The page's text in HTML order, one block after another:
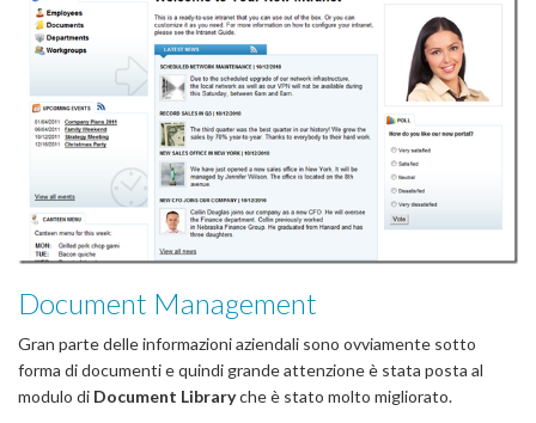
Document Management
Gran parte delle informazioni aziendali sono ovviamente sotto
forma di documenti e quindi grande attenzione è stata posta al
modulo di Document Libraryche è stato molto migliorato.